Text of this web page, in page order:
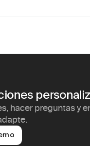
hacer preguntas y